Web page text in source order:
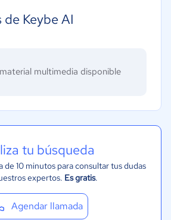
Keybe AI
multimedia disponible
tu búsqueda
de 10 minutos para consultar tus dudas
expertos. Es gratis.
Agendar llamada